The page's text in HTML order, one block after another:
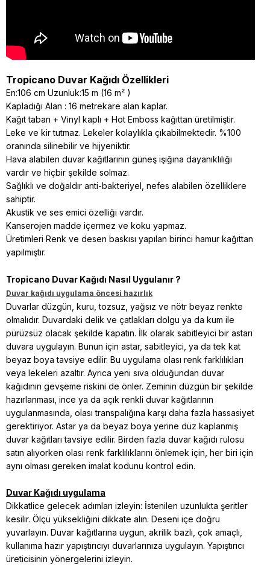
Tropicano Duvar Kağıdı Özellikleri
En:106 cm Uzunluk:15 m (16 m² )
Kapladığı Alan : 16 metrekare alan kaplar.
Kağıt taban + Vinyl kaplı + Hot Emboss kağıttan üretilmiştir.
Leke ve kir tutmaz. Lekeler kolaylıkla çıkabilmektedir. %100
oranında silinebilir ve hijyeniktir.
Hava alabilen duvar kağıtlarının güneş ışığına dayanıklılığı
vardır ve hiçbir şekilde solmaz.
Sağlıklı ve doğaldır anti-bakteriyel, nefes alabilen özelliklere
sahiptir.
Akustik ve ses emici özelliği vardır.
Kanserojen madde içermez ve koku yapmaz.
Üretimleri Renk ve desen baskısı yapılan birinci hamur kağıttan
yapılmıştır.
Tropicano Duvar Kağıdı Nasıl Uygulanır ?
Duvar kağıdı uygulama öncesi hazırlık
Duvarlar düzgün, kuru, tozsuz, yağsız ve nötr beyaz renkte
olmalıdır. Duvardaki delik ve çatlakları dolgu ya da kum ile
pürüzsüz olacak şekilde kapatın. İlk olarak sabitleyici bir astarı
duvara uygulayın. Bunun için astar, sabitleyici, ya da tek kat
beyaz boya tavsiye edilir. Bu uygulama olası renk farklılıkları
veya lekeleri azaltır. Ayrıca yeni sıva olduğundan duvar
kağıdının gevşeme riskini de önler. Zeminin düzgün bir şekilde
hazırlanması, ince ya da açık renkli duvar kağıtlarının
uygulanmasında, olası transpalığına karşı daha fazla hassasiyet
gerektiriyor. Astar ya da beyaz boya yerine düz kaplanmış
duvar kağıtları tavsiye edilir. Birden fazla duvar kağıdı rulosu
satın alıyorken olası renk farklılıklarını önlemek için, her biri için
aynı olması gereken imalat kodunu kontrol edin.
Duvar Kağıdı uygulama
Dikkatlice gelecek adımları izleyin: İstenilen uzunlukta şeritler
kesilir. Ölçü yüksekliğini dikkate alın. Deseni içe doğru
yuvarlayın. Duvar kağıtlarına uygun, akrilik bazlı, çok amaçlı,
kullanıma hazır yapıştırıcıyı duvarlarınıza uygulayın. Yapıştırıcı
üreticisinin yönergelerini izleyin.